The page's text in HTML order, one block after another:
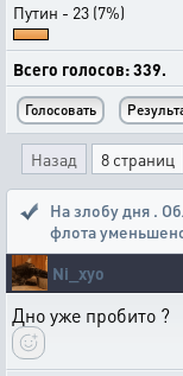
Путин - 23 (7%)
Всего голосов: 339.
Назад 8 страниц
На злобу дня .
флота
Ni_xyo
Дно уже пробито ?